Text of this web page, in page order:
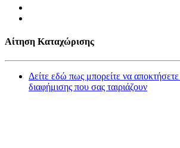
Αίτηση Καταχώρισης
Δείτε εδώ πως μπορείτε να
διαφήμισης που σας ταιριάζουν